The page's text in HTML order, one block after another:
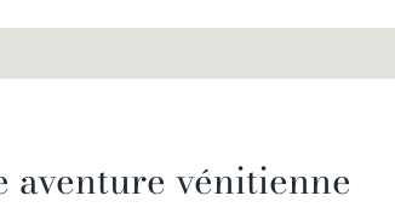
aventure vénitienne